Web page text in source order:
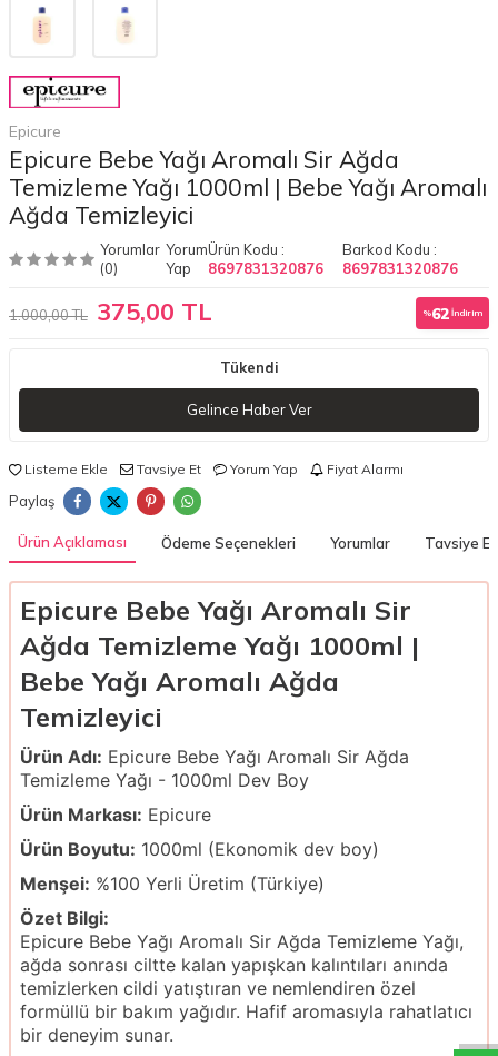
Epicure
Epicure Bebe Yağı Aromalı Sir Ağda
Temizleme Yağı 1000ml | Bebe Yağı Aromalı
Ağda Temizleyici
Yorumlar
(0)
Yorum
Yap
Ürün Kodu :
8697831320876
Barkod Kodu :
8697831320876
1.000,00 TL 375,00 TL %62 İndirim
Tükendi
Gelince Haber Ver
Listeme Ekle Tavsiye Et Yorum Yap Fiyat Alarmı
Paylaş
Ürün Açıklaması Ödeme Seçenekleri Yorumlar Tavsiye Et
Epicure Bebe Yağı Aromalı Sir
Ağda Temizleme Yağı 1000ml |
Bebe Yağı Aromalı Ağda
Temizleyici
Ürün Adı: Epicure Bebe Yağı Aromalı Sir Ağda
Temizleme Yağı - 1000ml Dev Boy
Ürün Markası: Epicure
Ürün Boyutu: 1000ml (Ekonomik dev boy)
Menşei: %100 Yerli Üretim (Türkiye)
Özet Bilgi:
Epicure Bebe Yağı Aromalı Sir Ağda Temizleme Yağı,
ağda sonrası ciltte kalan yapışkan kalıntıları anında
temizlerken cildi yatıştıran ve nemlendiren özel
formüllü bir bakım yağıdır. Hafif aromasıyla rahatlatıcı
bir deneyim sunar.